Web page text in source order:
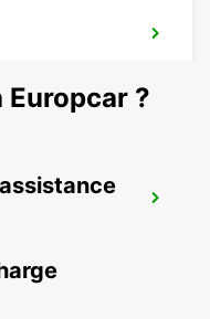
?